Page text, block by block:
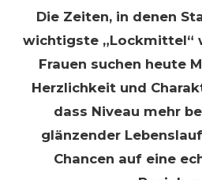
Die Zeiten, in denen
wichtigste „Lockmittel“
Frauen suchen heute
Herzlichkeit und
dass Niveau mehr
glänzender
Chancen auf eine